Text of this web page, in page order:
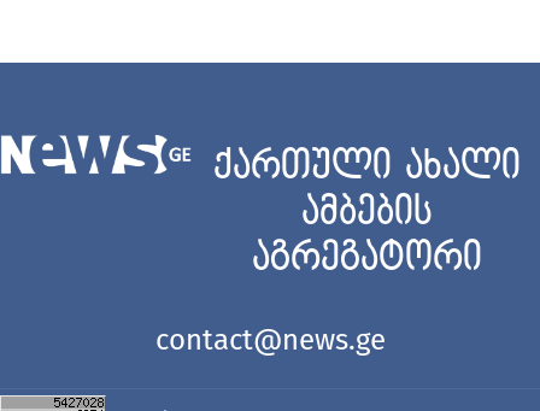
ქართული ახალი
ამბების
აგრეგატორი
contact@news.ge